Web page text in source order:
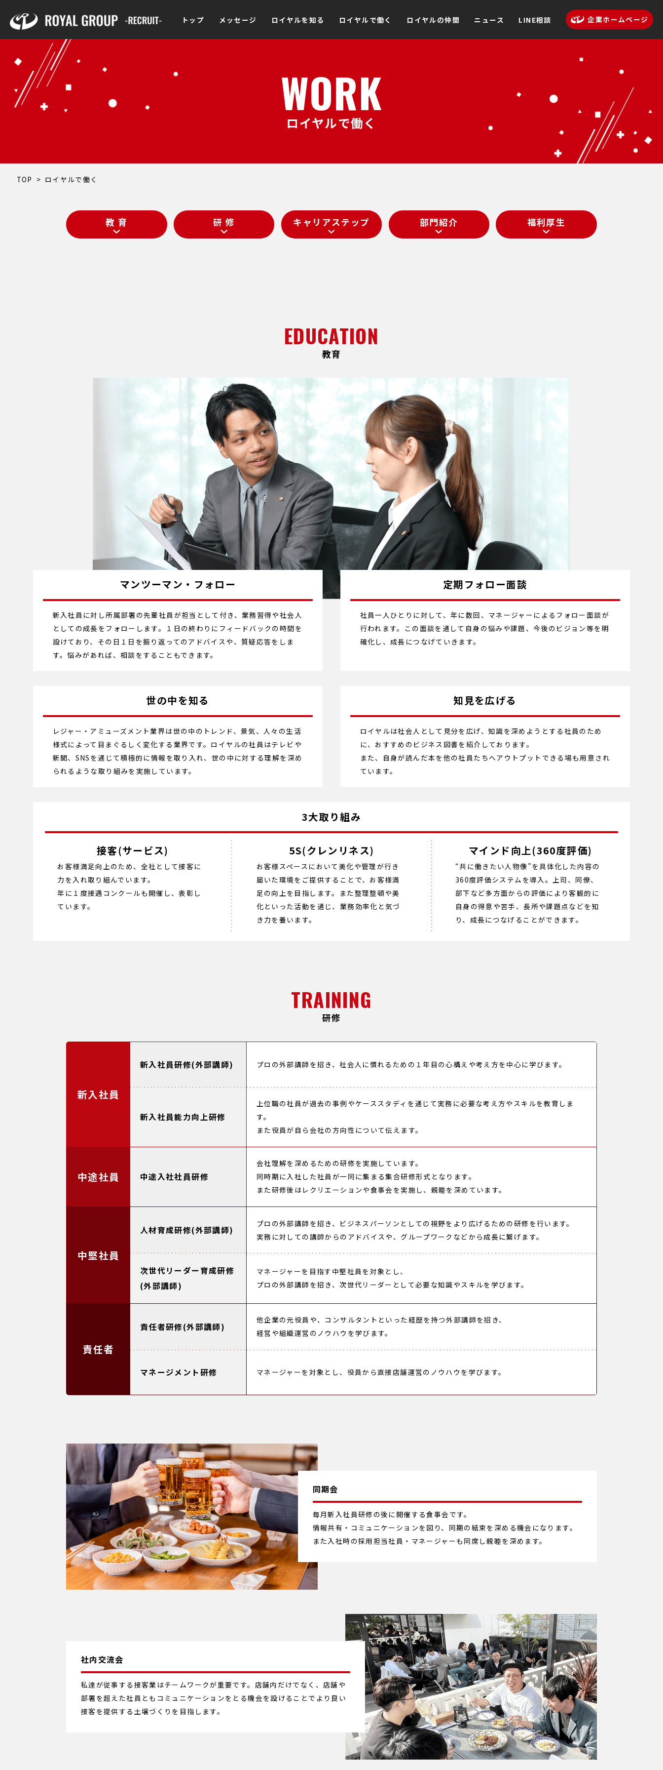
トップ メッセージ ロイヤルを知る ロイヤルで働く ロイヤルの仲間 ニュース LINE相談 企業ホームページ
WORK
ロイヤルで働く
TOP > ロイヤルで働く
教 育 研 修 キャリアステップ 部門紹介 福利厚生
EDUCATION
教育
マンツーマン・フォロー
新入社員に対し所属部署の先輩社員が担当として付き、業務習得や社会人
としての成長をフォローします。１日の終わりにフィードバックの時間を
設けており、その日１日を振り返ってのアドバイスや、質疑応答をしま
す。悩みがあれば、相談をすることもできます。
定期フォロー面談
社員一人ひとりに対して、年に数回、マネージャーによるフォロー面談が
行われます。この面談を通して自身の悩みや課題、今後のビジョン等を明
確化し、成長につなげていきます。
世の中を知る
レジャー・アミューズメント業界は世の中のトレンド、景気、人々の生活
様式によって目まぐるしく変化する業界です。ロイヤルの社員はテレビや
新聞、SNSを通じて積極的に情報を取り入れ、世の中に対する理解を深め
られるような取り組みを実施しています。
知見を広げる
ロイヤルは社会人として見分を広げ、知識を深めようとする社員のため
に、おすすめのビジネス図書を紹介しております。
また、自身が読んだ本を他の社員たちへアウトプットできる場も用意され
ています。
3大取り組み
接客(サービス)
お客様満足向上のため、全社として接客に
力を入れ取り組んでいます。
年に１度接遇コンクールも開催し、表彰し
ています。
5S(クレンリネス)
お客様スペースにおいて美化や管理が行き
届いた環境をご提供することで、お客様満
足の向上を目指します。また整理整頓や美
化といった活動を通じ、業務効率化と気づ
き力を養います。
マインド向上(360度評価)
“共に働きたい人物像”を具体化した内容の
360度評価システムを導入。上司、同僚、
部下など多方面からの評価により客観的に
自身の得意や苦手、長所や課題点などを知
り、成長につなげることができます。
TRAINING
研修
新入社員
新入社員研修(外部講師) プロの外部講師を招き、社会人に慣れるための１年目の心構えや考え方を中心に学びます。
新入社員能力向上研修
上位職の社員が過去の事例やケーススタディを通じて実務に必要な考え方やスキルを教育しま
す。
また役員が自ら会社の方向性について伝えます。
中途社員 中途入社社員研修
会社理解を深めるための研修を実施しています。
同時期に入社した社員が一同に集まる集合研修形式となります。
また研修後はレクリエーションや食事会を実施し、親睦を深めています。
中堅社員
人材育成研修(外部講師)
プロの外部講師を招き、ビジネスパーソンとしての視野をより広げるための研修を行います。
実務に対しての講師からのアドバイスや、グループワークなどから成長に繋げます。
次世代リーダー育成研修
(外部講師)
マネージャーを目指す中堅社員を対象とし、
プロの外部講師を招き、次世代リーダーとして必要な知識やスキルを学びます。
責任者
責任者研修(外部講師)
他企業の元役員や、コンサルタントといった経歴を持つ外部講師を招き、
経営や組織運営のノウハウを学びます。
マネージメント研修 マネージャーを対象とし、役員から直接店舗運営のノウハウを学びます。
同期会
毎月新入社員研修の後に開催する食事会です。
情報共有・コミュニケーションを図り、同期の結束を深める機会になります。
また入社時の採用担当社員・マネージャーも同席し親睦を深めます。
社内交流会
私達が従事する接客業はチームワークが重要です。店舗内だけでなく、店舗や
部署を超えた社員ともコミュニケーションをとる機会を設けることでより良い
接客を提供する土壌づくりを目指します。